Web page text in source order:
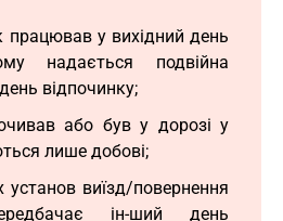
працював у вихідний день
надається подвійна
відпочинку;
або був у дорозі у
лише добові;
виїзд/повернення
ін-ший день